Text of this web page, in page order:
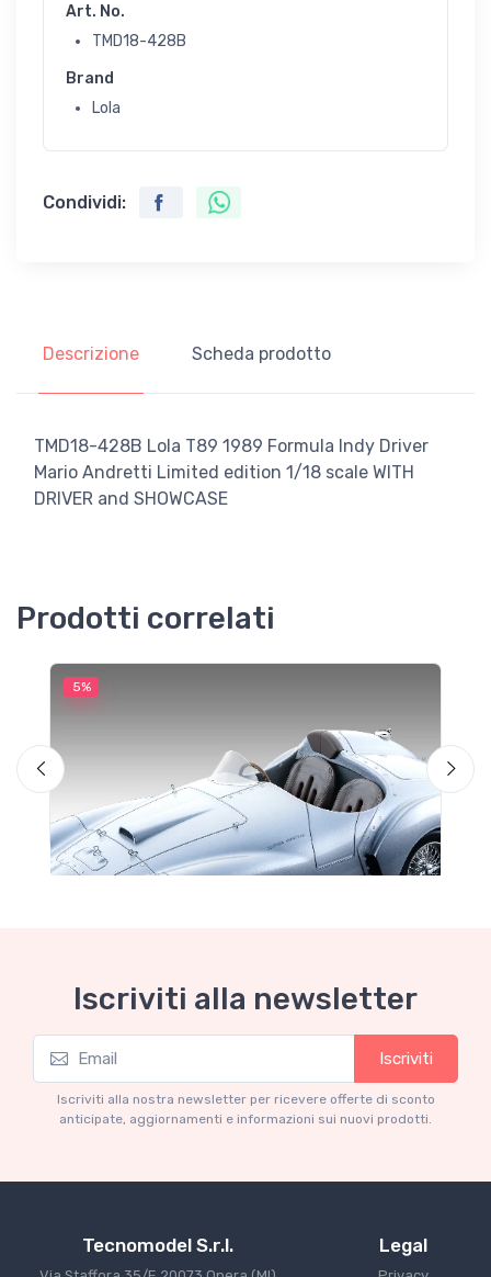
Art. No.
TMD18-428B
Brand
Lola
Condividi:
Descrizione Scheda prodotto
TMD18-428B Lola T89 1989 Formula Indy Driver
Mario Andretti Limited edition 1/18 scale WITH
DRIVER and SHOWCASE
Prodotti correlati
5%
Ferrari 166 MM Abarth Metallic Silver Press
Version 1953 scala 1/18
Iscriviti alla newsletter
Iscriviti
Iscriviti alla nostra newsletter per ricevere offerte di sconto
anticipate, aggiornamenti e informazioni sui nuovi prodotti.
Tecnomodel S.r.l. Legal